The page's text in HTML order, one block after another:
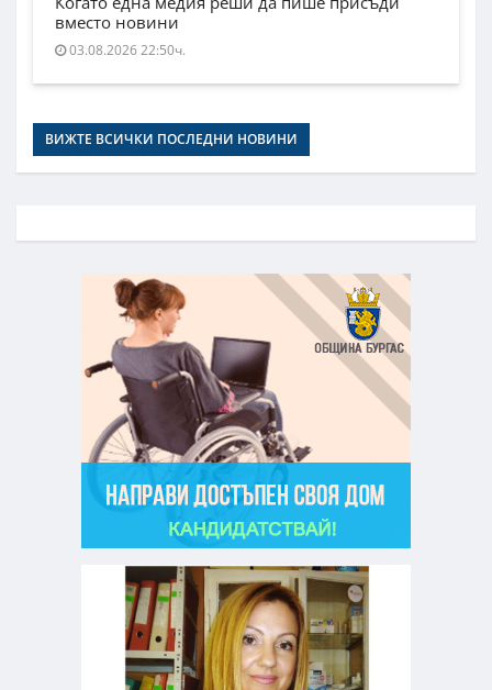
вместо новини
03.08.2026 22:50ч.
ВИЖТЕ ВСИЧКИ ПОСЛЕДНИ НОВИНИ